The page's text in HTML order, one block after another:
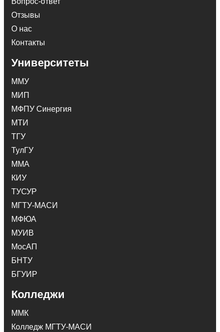
Отзывы
О нас
Контакты
Университеты
ММУ
МИП
МФПУ Синергия
МТИ
ТГУ
ТулГУ
ММА
КИУ
ТУСУР
МГТУ-МАСИ
МФЮА
МУИВ
МосАП
БНТУ
БГУИР
Колледжи
ММК
Колледж МГТУ-МАСИ